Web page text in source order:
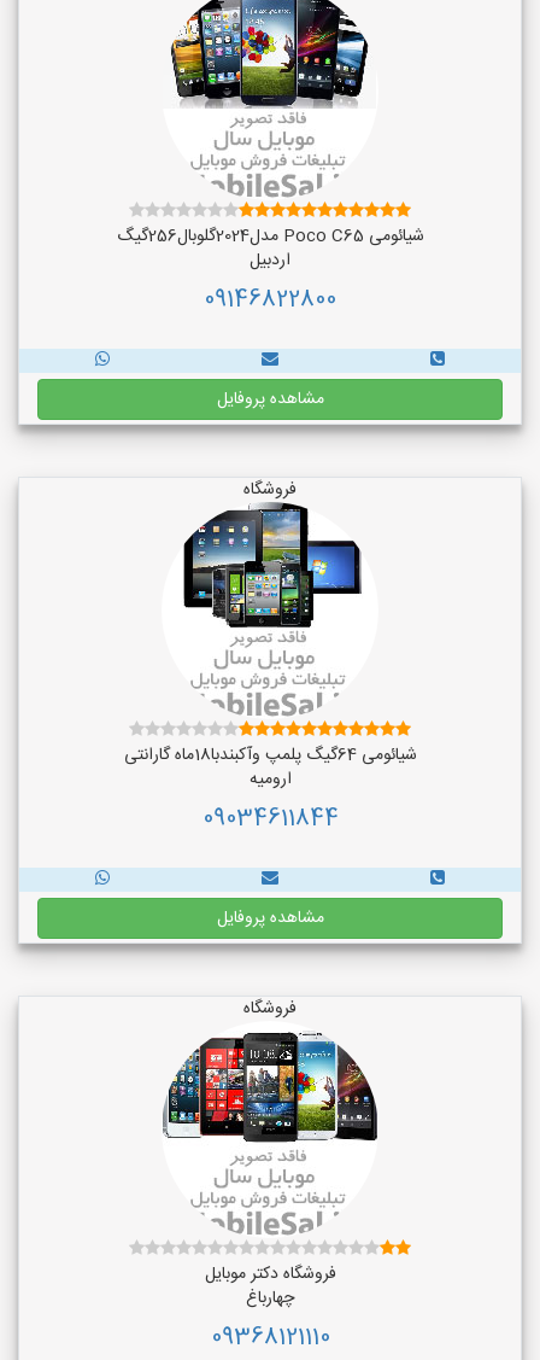
شیائومی Poco C65 مدل2024گلوبال256گیگ
اردبیل
09146822800
مشاهده پروفایل
فروشگاه
شیائومی 64گیگ پلمپ وآکبندبا18ماه گارانتی
ارومیه
09034611844
مشاهده پروفایل
فروشگاه
فروشگاه دکتر موبایل
چهارباغ
09368121110